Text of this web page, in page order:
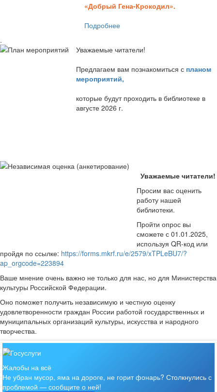
«Добрый Гена-Крокодил».
Подробнее
.
Уважаемые читатели!
Предлагаем вам познакомиться с планом
мероприятий,
которые будут проходить в библиотеке в
августе 2026 г.
Уважаемые читатели!
Просим вас оценить
работу нашей
библиотеки.
Пройти опрос вы
сможете с 01.01.2025,
используя QR-код или
пройдя по ссылке: https://forms.mkrf.ru/e/2579/xTPLeBU7/?
ap_orgcode=223894
Ваше мнение очень важно не только для нас, но для Министерства
культуры Российской Федерации.
Оно поможет получить независимую и честную оценку
удовлетворенности граждан России работой государственных и
муниципальных организаций культуры, искусства и народного
творчества.
Жалобы на всё
Не убран мусор, яма на дороге, не горит фонарь? Столкнулись с
проблемой — сообщите о ней!